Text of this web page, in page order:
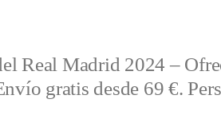
Real Madrid 2024 –
gratis desde 69 €.